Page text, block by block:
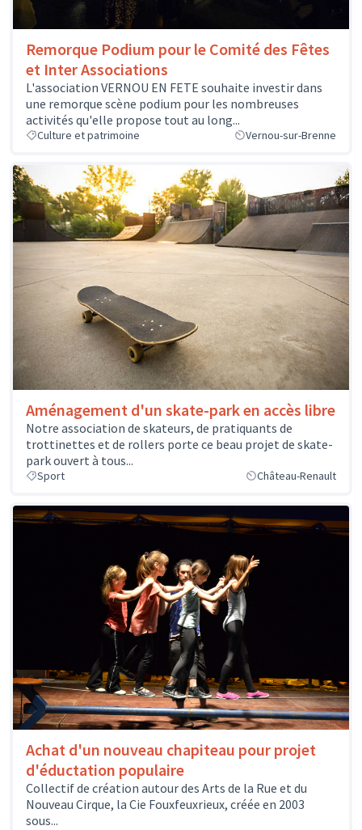
Remorque Podium pour le Comité des Fêtes
et Inter Associations
L'association VERNOU EN FETE souhaite investir dans
une remorque scène podium pour les nombreuses
activités qu'elle propose tout au long...
Culture et patrimoine Vernou-sur-Brenne
Aménagement d'un skate-park en accès libre
Notre association de skateurs, de pratiquants de
trottinettes et de rollers porte ce beau projet de skate-
park ouvert à tous...
Sport Château-Renault
Achat d'un nouveau chapiteau pour projet
d'éductation populaire
Collectif de création autour des Arts de la Rue et du
Nouveau Cirque, la Cie Fouxfeuxrieux, créée en 2003
sous...